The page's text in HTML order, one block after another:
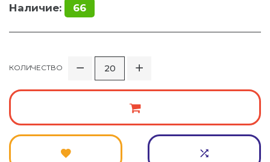
Наличие: 66
КОЛИЧЕСТВО